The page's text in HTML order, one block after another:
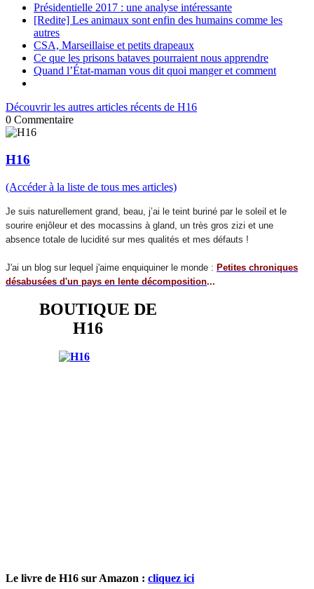
Présidentielle 2017 : une analyse intéressante
[Redite] Les animaux sont enfin des humains comme les
autres
CSA, Marseillaise et petits drapeaux
Ce que les prisons bataves pourraient nous apprendre
Quand l’État-maman vous dit quoi manger et comment
Découvrir les autres articles récents de H16
0 Commentaire
H16
(Accéder à la liste de tous mes articles)
Je suis naturellement grand, beau, j’ai le teint buriné par le soleil et le
sourire enjôleur et des mocassins à gland, un très gros zizi et une
absence totale de lucidité sur mes qualités et mes défauts !
J'ai un blog sur lequel j'aime enquiquiner le monde : Petites chroniques
désabusées d'un pays en lente décomposition...
BOUTIQUE DE
H16
Le livre de H16 sur Amazon : cliquez ici